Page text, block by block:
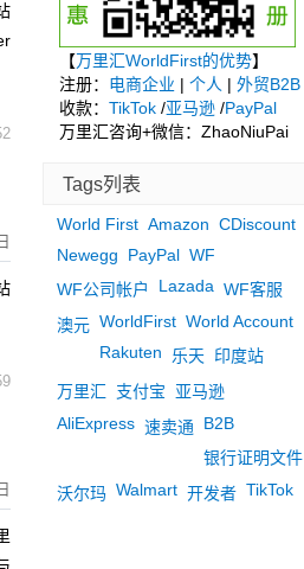
【万里汇WorldFirst的优势】
注册： 电商企业 | 个人 | 外贸B2B
收款： TikTok /亚马逊 /PayPal
万里汇咨询+微信：ZhaoNiuPai
Tags列表
World First Amazon CDiscount
Newegg
PayPal WF
WF公司帐户
Lazada WF客服
澳元 WorldFirst World Account
Rakuten
乐天 印度站
万里汇
支付宝
亚马逊
AliExpress 速卖通
B2B
银行证明文件
沃尔玛 Walmart 开发者 TikTok